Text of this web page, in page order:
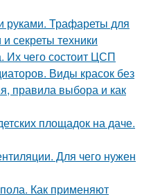
руками. Трафареты для
секреты техники
Их чего состоит ЦСП
Виды красок без
правила выбора и как
площадок на даче.
Для чего нужен
Как применяют